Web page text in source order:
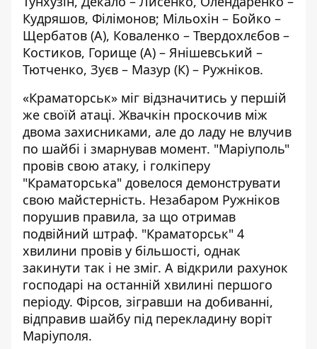
Кудряшов, Філімонов; Мільохін – Бойко –
Щербатов (А), Коваленко – Твердохлєбов –
Костиков, Горище (А) – Янішевський –
Тютченко, Зуєв – Мазур (К) – Ружніков.
«Краматорськ» міг відзначитись у першій
же своїй атаці. Жвачкін проскочив між
двома захисниками, але до ладу не влучив
по шайбі і змарнував момент. "Маріуполь"
провів свою атаку, і голкіперу
"Краматорська" довелося демонструвати
свою майстерність. Незабаром Ружніков
порушив правила, за що отримав
подвійний штраф. "Краматорськ" 4
хвилини провів у більшості, однак
закинути так і не зміг. А відкрили рахунок
господарі на останній хвилині першого
періоду. Фірсов, зігравши на добиванні,
відправив шайбу під перекладину воріт
Маріуполя.